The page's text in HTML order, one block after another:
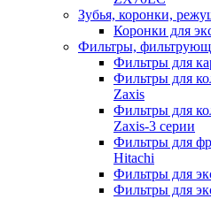
Зубья, коронки,
Коронки для
Фильтры,
Фильтры для
Фильтры для
Zaxis
Фильтры для
Zaxis-3 серии
Фильтры для
Hitachi
Фильтры для
Фильтры для